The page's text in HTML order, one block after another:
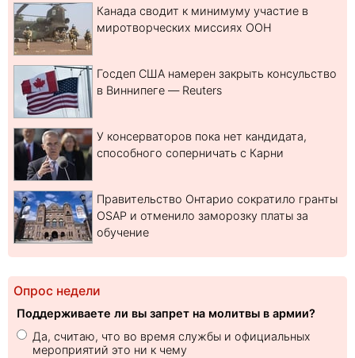
Канада сводит к минимуму участие в
миротворческих миссиях ООН
Госдеп США намерен закрыть консульство
в Виннипеге — Reuters
У консерваторов пока нет кандидата,
способного соперничать с Карни
Правительство Онтарио сократило гранты
OSAP и отменило заморозку платы за
обучение
Опрос недели
Поддерживаете ли вы запрет на молитвы в армии?
Да, считаю, что во время службы и официальных
мероприятий это ни к чему